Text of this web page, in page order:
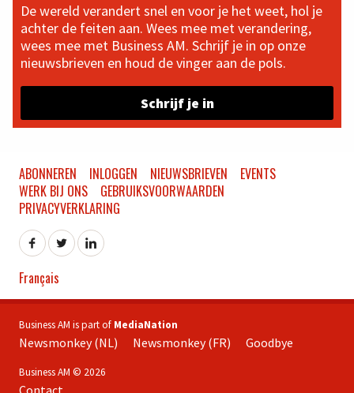
De wereld verandert snel en voor je het weet, hol je
achter de feiten aan. Wees mee met verandering,
wees mee met Business AM. Schrijf je in op onze
nieuwsbrieven en houd de vinger aan de pols.
Schrijf je in
ABONNEREN INLOGGEN NIEUWSBRIEVEN
EVENTS
WERK BIJ ONS
GEBRUIKSVOORWAARDEN
PRIVACYVERKLARING
Français
Business AM is part of MediaNation
Newsmonkey (NL) Newsmonkey (FR) Goodbye
Business AM © 2026
Contact